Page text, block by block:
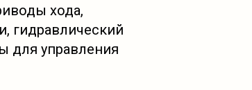
хода,
гидравлический
для управления